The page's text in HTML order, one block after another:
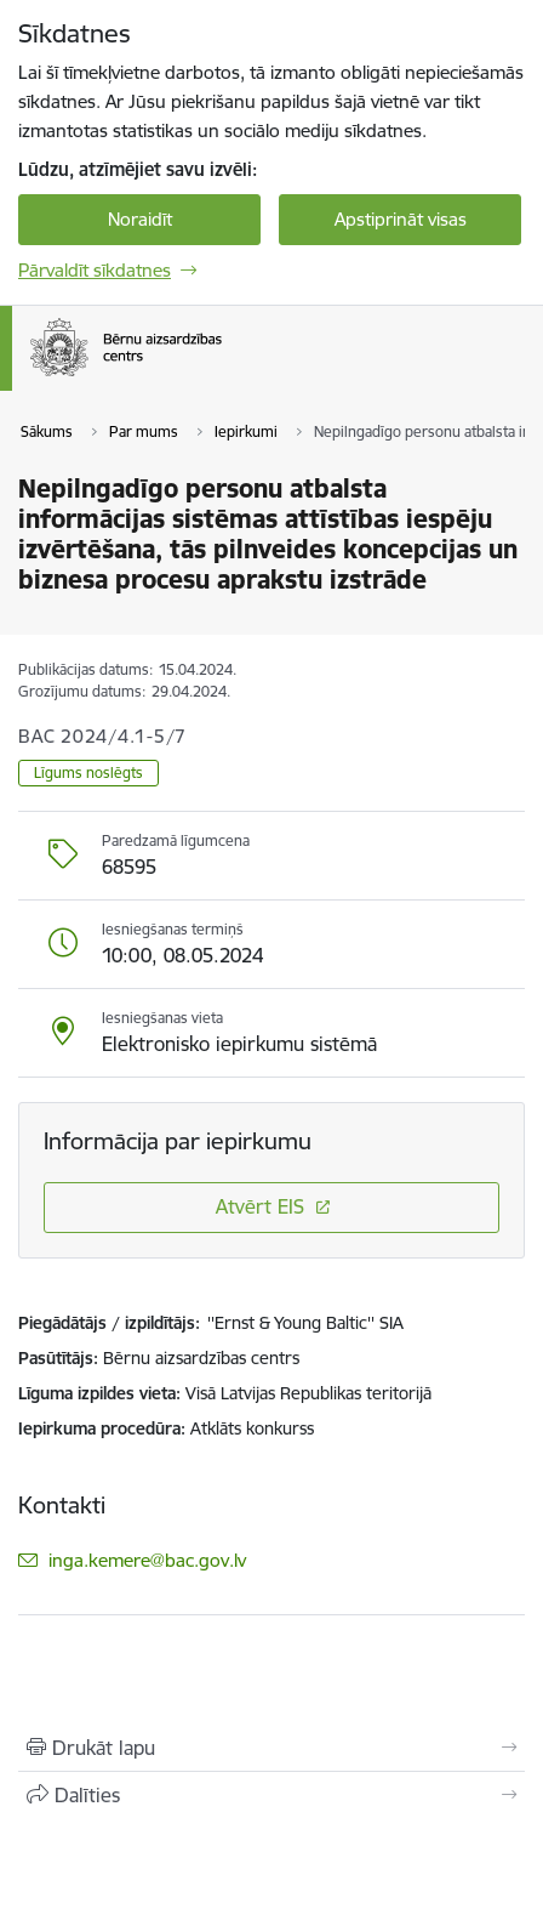
Sīkdatnes
Lai šī tīmekļvietne darbotos, tā izmanto obligāti nepieciešamās
sīkdatnes. Ar Jūsu piekrišanu papildus šajā vietnē var tikt
izmantotas statistikas un sociālo mediju sīkdatnes.
Lūdzu, atzīmējiet savu izvēli:
Noraidīt Apstiprināt visas
Pārvaldīt sīkdatnes
Sākums Par mums Iepirkumi Nepilngadīgo personu atbalsta
Nepilngadīgo personu atbalsta
informācijas sistēmas attīstības iespēju
izvērtēšana, tās pilnveides koncepcijas un
biznesa procesu aprakstu izstrāde
Publikācijas datums: 15.04.2024.
Grozījumu datums: 29.04.2024.
BAC 2024/4.1-5/7
Līgums noslēgts
Paredzamā līgumcena
68595
Iesniegšanas termiņš
10:00, 08.05.2024
Iesniegšanas vieta
Elektronisko iepirkumu sistēmā
Informācija par iepirkumu
Atvērt EIS
Piegādātājs / izpildītājs: ''Ernst & Young Baltic'' SIA
Pasūtītājs Bērnu aizsardzības centrs
Līguma izpildes vieta Visā Latvijas Republikas teritorijā
Iepirkuma procedūra Atklāts konkurss
Kontakti
E-pasts:
inga.kemere@bac.gov.lv
Drukāt lapu
Dalīties